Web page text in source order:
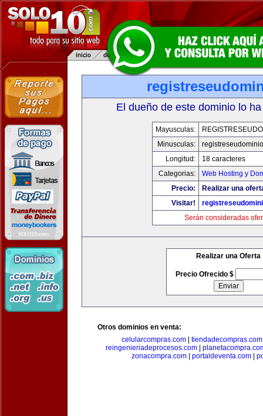
El dueño de este dominio lo
Mayusculas:
Minusculas:
Longitud:
18 caracteres
Categorias:
Web Hosting y
Precio:
Realizar una
Visitar!
Serán consideradas
Realizar una Oferta
Precio Ofrecido $
Otros dominios en venta:
celularcompras.com| tiendadecompras.com
reingenieriadeprocesos.com|
zonacompra.com| portaldeventa.com|